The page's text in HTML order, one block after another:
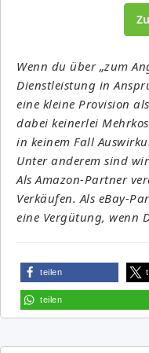
Wenn du über „zum
Dienstleistung in
eine kleine Provision
dabei keinerlei
in keinem Fall
Unter anderem sind
Als Amazon-Partner
Verkäufen. Als eBay-
eine Vergütung, wenn
teilen
teilen